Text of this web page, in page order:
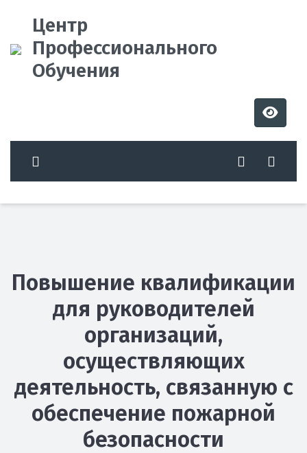
Центр
Профессионального
Обучения
Повышение квалификации
для руководителей
организаций,
осуществляющих
деятельность, связанную с
обеспечение пожарной
безопасности